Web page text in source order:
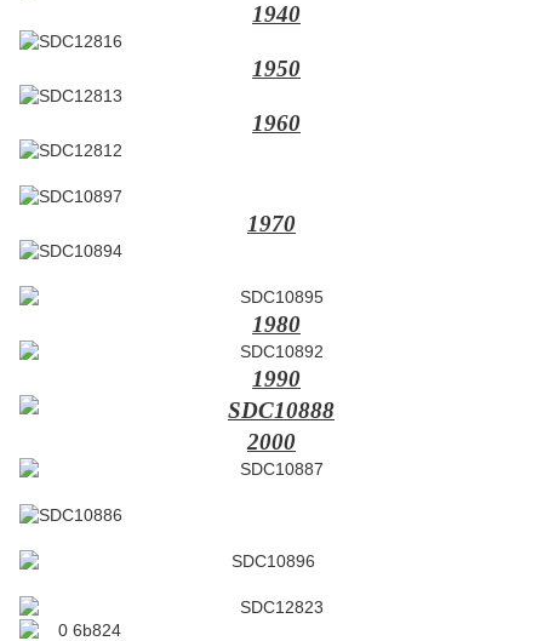
1940
1950
1960
1970
1980
1990
2000